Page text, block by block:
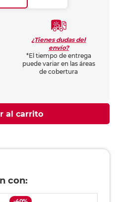
¿Tienes dudas del
envío?
*El tiempo de entrega
puede variar en las áreas
de cobertura
al carrito
con: